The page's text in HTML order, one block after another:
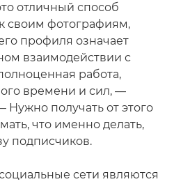
отличный способ
своим фотографиям,
профиля означает
взаимодействии с
работа,
времени и сил, —
Нужно получать от этого
что именно делать,
подписчиков.
сети являются